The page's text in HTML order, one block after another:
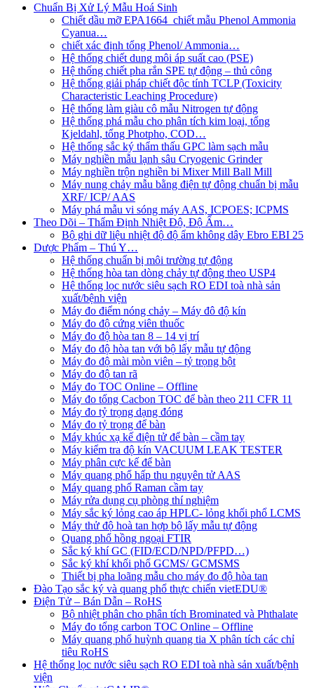
Chuẩn Bị Xử Lý Mẫu Hoá Sinh
Chiết dầu mỡ EPA1664_chiết mẫu Phenol Ammonia
Cyanua…
chiết xác định tổng Phenol/ Ammonia…
Hệ thống chiết dung môi áp suất cao (PSE)
Hệ thống chiết pha rắn SPE tự động – thủ công
Hệ thống giải pháp chiết độc tính TCLP (Toxicity
Characteristic Leaching Procedure)
Hệ thống làm giàu cô mẫu Nitrogen tự động
Hệ thống phá mẫu cho phân tích kim loại, tổng
Kjeldahl, tổng Photpho, COD…
Hệ thống sắc ký thẩm thấu GPC làm sạch mẫu
Máy nghiền mẫu lạnh sâu Cryogenic Grinder
Máy nghiền trộn nghiền bi Mixer Mill Ball Mill
Máy nung chảy mẫu bằng điện tự động chuẩn bị mẫu
XRF/ ICP/ AAS
Máy phá mẫu vi sóng máy AAS, ICPOES; ICPMS
Theo Dõi – Thẩm Định Nhiệt Độ, Độ Ẩm…
Bộ ghi dữ liệu nhiệt độ độ ẩm không dây Ebro EBI 25
Dược Phẩm – Thú Y…
Hệ thống chuẩn bị môi trường tự động
Hệ thống hòa tan dòng chảy tự động theo USP4
Hệ thống lọc nước siêu sạch RO EDI​​ toà nhà sản
xuất/bệnh viện
Máy đo điểm nóng chảy – Máy đô độ kín
Máy đo độ cứng viên thuốc
Máy đo độ hòa tan 8 – 14 vị trí
Máy đo độ hòa tan với bộ lấy mẫu tự động
Máy đo độ mài mòn viên – tỷ trọng bột
Máy đo độ tan rã
Máy đo TOC Online – Offline
Máy đo tổng Cacbon TOC để bàn theo 211 CFR 11
Máy đo tỷ trọng dạng đóng
Máy đo tỷ trọng để bàn
Máy khúc xạ kế điện tử để bàn – cầm tay
Máy kiểm tra độ kín VACUUM LEAK TESTER
Máy phân cực kế để bàn
Máy quang phổ hấp thu nguyên tử AAS
Máy quang phổ Raman cầm tay
Máy rửa dụng cụ phòng thí nghiệm
Máy sắc ký lỏng cao áp HPLC- lỏng khối phổ LCMS
Máy thử độ hoà tan hợp bộ lấy mẫu tự động
Quang phổ hồng ngoại FTIR
Sắc ký khí GC (FID/ECD/NPD/PFPD…)
Sắc ký khí khối phổ GCMS/ GCMSMS
Thiết bị pha loãng mẫu cho máy đo độ hòa tan
Đào Tạo sắc ký và quang phổ thực chiến vietEDU®
Điện Tử – Bán Dẫn – RoHS
Bộ nhiệt phân cho phân tích Brominated và Phthalate
Máy đo tổng carbon TOC Online – Offline
Máy quang phổ huỳnh quang tia X phân tích các chỉ
tiêu RoHS
Hệ thống lọc nước siêu sạch RO EDI​​ toà nhà sản xuất/bệnh
viện